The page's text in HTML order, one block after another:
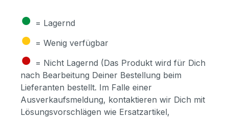
● = Lagernd
● = Wenig verfügbar
● = Nicht Lagernd (Das Produkt wird für Dich
nach Bearbeitung Deiner Bestellung beim
Lieferanten bestellt. Im Falle einer
Ausverkaufsmeldung, kontaktieren wir Dich mit
Lösungsvorschlägen wie Ersatzartikel,